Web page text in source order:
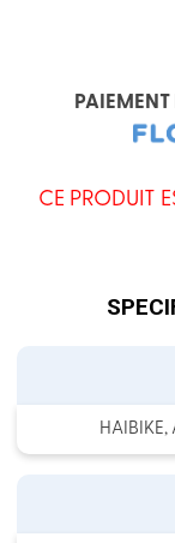
PAIEMENT
CE PRODUIT
HAIBIKE,